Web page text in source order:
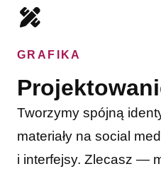
GRAFIKA
Tworzymy spójną
materiały na social
i interfejsy. Zlecasz —